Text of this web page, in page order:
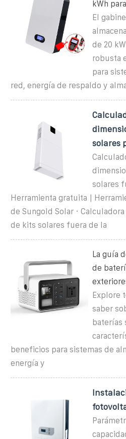
kWh
El
de 20
robusta
para
red, energía de respaldo y
solares
solares
Herramienta gratuita |
de Sungold Solar ·
de kits solares fuera de la
La guía
de
Explore
saber
baterías
beneficios para sistemas de
energía y